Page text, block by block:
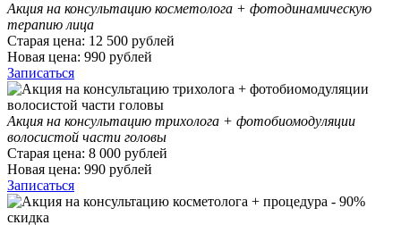
Акция на консультацию косметолога + фотодинамическую
терапию лица
Старая цена: 12 500 рублей
Новая цена: 990 рублей
Записаться
Акция на консультацию трихолога + фотобиомодуляции
волосистой части головы
Старая цена: 8 000 рублей
Новая цена: 990 рублей
Записаться